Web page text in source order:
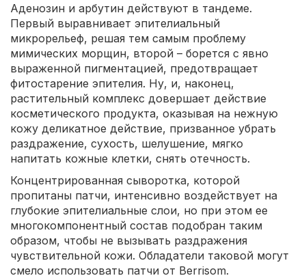
Аденозин и арбутин действуют в тандеме.
Первый выравнивает эпителиальный
микрорельеф, решая тем самым проблему
мимических морщин, второй – борется с явно
выраженной пигментацией, предотвращает
фитостарение эпителия. Ну, и, наконец,
растительный комплекс довершает действие
косметического продукта, оказывая на нежную
кожу деликатное действие, призванное убрать
раздражение, сухость, шелушение, мягко
напитать кожные клетки, снять отечность.
Концентрированная сыворотка, которой
пропитаны патчи, интенсивно воздействует на
глубокие эпителиальные слои, но при этом ее
многокомпонентный состав подобран таким
образом, чтобы не вызывать раздражения
чувствительной кожи. Обладатели таковой могут
смело использовать патчи от Berrisom.